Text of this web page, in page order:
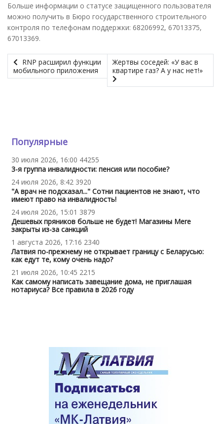
Больше информации о статусе защищенного пользователя
можно получить в Бюро государственного строительного
контроля по телефонам поддержки: 68206992, 67013375,
67013369.
RNP расширил функции
мобильного приложения
Жертвы соседей: «У вас в
квартире газ? А у нас нет!»
Популярные
30 июля 2026, 16:00 44255
3-я группа инвалидности: пенсия или пособие?
24 июля 2026, 8:42 3920
"А врач не подсказал..." Сотни пациентов не знают, что
имеют право на инвалидность!
24 июля 2026, 15:01 3879
Дешевых пряников больше не будет! Магазины Mere
закрыты из-за санкций
1 августа 2026, 17:16 2340
Латвия по-прежнему не открывает границу с Беларусью:
как едут те, кому очень надо?
21 июля 2026, 10:45 2215
Как самому написать завещание дома, не приглашая
нотариуса? Все правила в 2026 году